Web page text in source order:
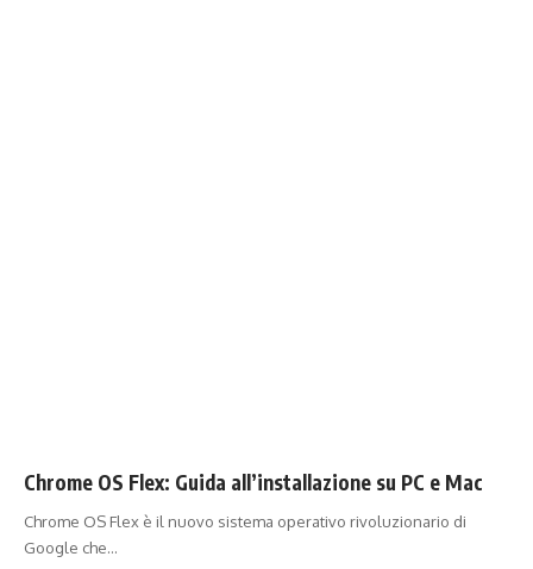
Chrome OS Flex: Guida all’installazione su PC e Mac
Chrome OS Flex è il nuovo sistema operativo rivoluzionario di
Google che…